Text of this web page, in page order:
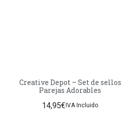
Creative Depot – Set de sellos
Parejas Adorables
14,95€ IVA Incluido